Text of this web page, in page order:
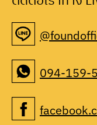
094-159-